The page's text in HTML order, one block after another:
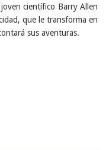
científico Barry Allen
que le transforma en
sus aventuras.